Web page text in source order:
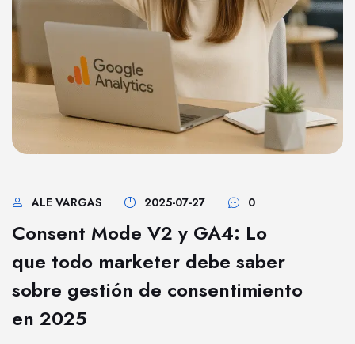
ALE VARGAS 2025-07-27 0
Consent Mode V2 y GA4: Lo
que todo marketer debe saber
sobre gestión de consentimiento
en 2025